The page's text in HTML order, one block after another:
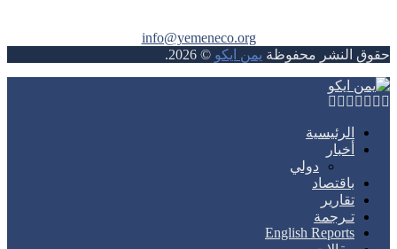
info@yemeneco.org
حقوق النشر محفوظة يمن ايكو©
2026
.
Facebook
Twitter
Instagram
Youtube
Rss
Telegram
Whatsapp
الرئيسية
أخبار
دولي
باقتصاد
تقارير
تـرجمة
English Reports